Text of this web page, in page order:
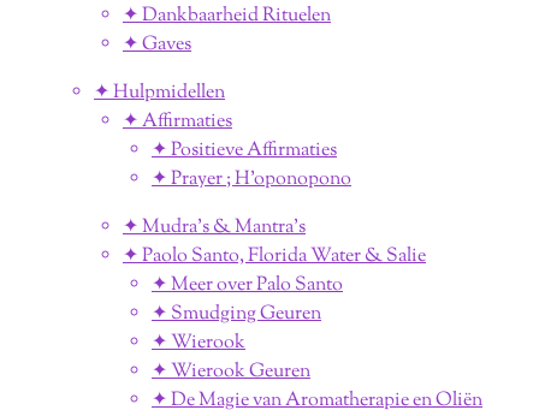
✦ Dankbaarheid Rituelen
✦ Gaves
✦ Hulpmidellen
✦ Affirmaties
✦ Positieve Affirmaties
✦ Prayer ; H'oponopono
✦ Mudra's & Mantra's
✦ Paolo Santo, Florida Water & Salie
✦ Meer over Palo Santo
✦ Smudging Geuren
✦ Wierook
✦ Wierook Geuren
✦ De Magie van Aromatherapie en Oliën